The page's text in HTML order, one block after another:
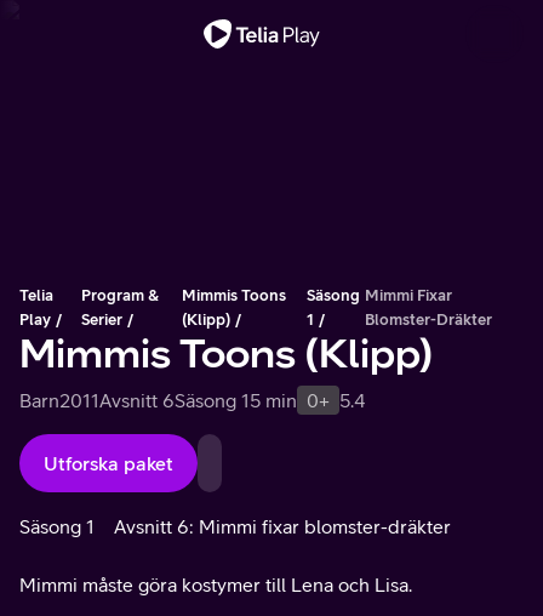
Telia
Play
Program &
Serier
Mimmis Toons
(Klipp)
Säsong
1
Mimmi Fixar
Blomster-Dräkter
Mimmis Toons (Klipp)
Barn2011Avsnitt 6Säsong 15 min 0+ 5.4
Utforska paket
Säsong 1 Avsnitt 6: Mimmi fixar blomster-dräkter
Mimmi måste göra kostymer till Lena och Lisa.